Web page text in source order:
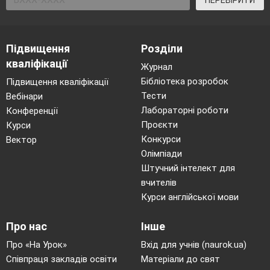
40 см із м'яким приземленням.
Організовуючі вправи. Загально
розвивальні вправи для
формування правильної постави.
Різновиди ходьби, бігу.
Перелізання через перешкоду,
підлізання під перешкодою.
Стрибки в глибину з висоти до
40 см із м'яким приземленням.
Рухлива гра «Переліт птахів».
Організовуючі вправи.
Різновиди ходьби, бігу. Вправи
горизонтальній та похилій
гімнастичній лаві в упорі стоячи
на колінах, по гімнастичній
Підвищення
кваліфікації
Підвищення кваліфікації
Вебінари
Конференції
Курси
Вектор
Розділи
Журнал
Бібліотека розробок
Тести
Лабораторні роботи
Проєкти
Конкурси
Олімпіади
Штучний інтелект для
вчителів
Курси англійської мови
Про нас
Про «На Урок»
Співпраця закладів освіти
Інше
Вхід для учнів (naurok.ua)
Матеріали до свят